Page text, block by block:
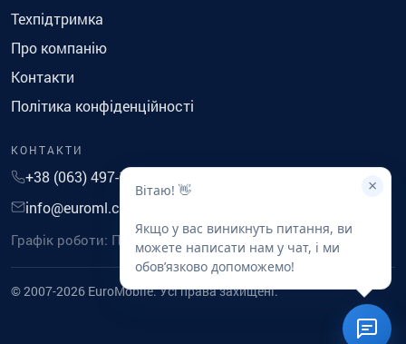
Вітаю! 👋
Якщо у вас виникнуть питання, ви
можете написати нам у чат, і ми
обовʼязково допоможемо!
×
Техпідтримка
Про компанію
Контакти
Політика конфіденційності
КОНТАКТИ
+38 (063) 497-14-41
info@euroml.com.ua
Графік роботи: Понеділок-П'ятниця з 9 до 18
© 2007-2026 EuroMobile. Усі права захищені.